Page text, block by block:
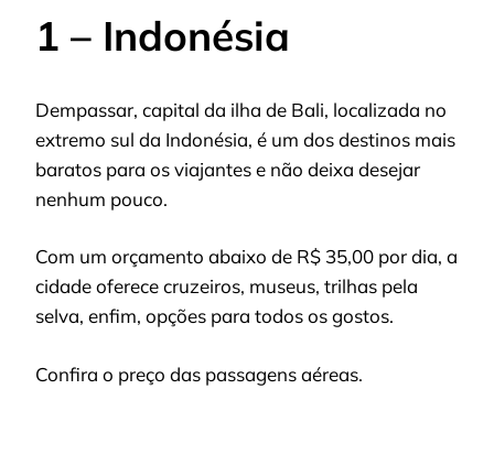
1 – Indonésia
Dempassar, capital da ilha de Bali, localizada no
extremo sul da Indonésia, é um dos destinos mais
baratos para os viajantes e não deixa desejar
nenhum pouco.
Com um orçamento abaixo de R$ 35,00 por dia, a
cidade oferece cruzeiros, museus, trilhas pela
selva, enfim, opções para todos os gostos.
Confira o preço das passagens aéreas.